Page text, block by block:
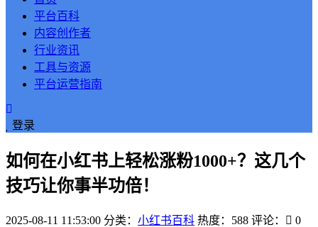
平台百科
内容创作者
行业资讯
工具与资源
平台运营指南
登录
如何在小红书上轻松涨粉1000+？这几个
技巧让你事半功倍！
2025-08-11 11:53:00 分类： 小红书百科 热度：588 评论： 0